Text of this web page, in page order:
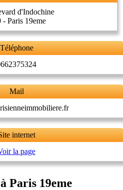
d'Indochine
- Paris 19eme
Téléphone
Mail
internet
la page
Paris 19eme